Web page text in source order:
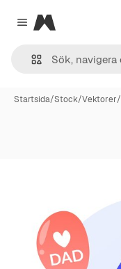
Close menu
Magnific
Startsida/Stock/Vektorer/